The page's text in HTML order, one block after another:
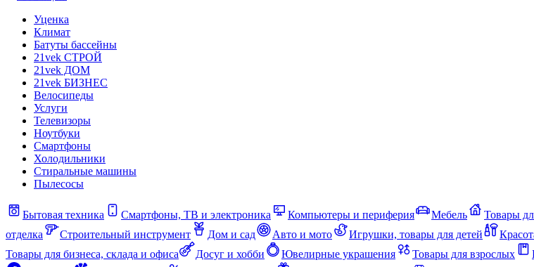
Уценка
Климат
Батуты бассейны
21vek СТРОЙ
21vek ДОМ
21vek БИЗНЕС
Велосипеды
Услуги
Телевизоры
Ноутбуки
Смартфоны
Холодильники
Стиральные машины
Пылесосы
Бытовая техника Смартфоны, ТВ и электроника Компьютеры и периферия Мебель Товары
отделка
Строительный инструмент Дом и сад Авто и мото Игрушки, товары для детей
Товары для бизнеса, склада и офиса
Досуг и хобби Ювелирные украшения Товары для взрослых